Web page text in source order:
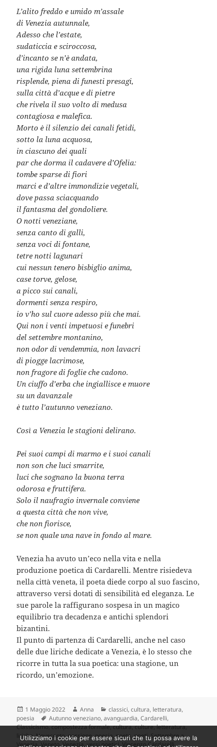
L’alito freddo e umido m’assale
di Venezia autunnale,
Adesso che l’estate,
sudaticcia e sciroccosa,
d’incanto se n’è andata,
una rigida luna settembrina
risplende, piena di funesti presagi,
sulla città d’acque e di pietre
che rivela il suo volto di medusa
contagiosa e malefica.
Morto è il silenzio dei canali fetidi,
sotto la luna acquosa,
in ciascuno dei quali
par che dorma il cadavere d’Ofelia:
tombe sparse di fiori
marci e d’altre immondizie vegetali,
dove passa sciacquando
il fantasma del gondoliere.
O notti veneziane,
senza canto di galli,
senza voci di fontane,
tetre notti lagunari
cui nessun tenero bisbiglio anima,
case torve, gelose,
a picco sui canali,
dormenti senza respiro,
io v’ho sul cuore adesso più che mai.
Qui non i venti impetuosi e funebri
del settembre montanino,
non odor di vendemmia, non lavacri
di piogge lacrimose,
non fragore di foglie che cadono.
Un ciuffo d’erba che ingiallisce e muore
su un davanzale
è tutto l’autunno veneziano.
Così a Venezia le stagioni delirano.
Pei suoi campi di marmo e i suoi canali
non son che luci smarrite,
luci che sognano la buona terra
odorosa e fruttifera.
Solo il naufragio invernale conviene
a questa città che non vive,
che non fiorisce,
se non quale una nave in fondo al mare.
Venezia ha avuto un’eco nella vita e nella
produzione poetica di Cardarelli. Mentre risiedeva
nella città veneta, il poeta diede corpo al suo fascino,
attraverso versi dotati di sensibilità ed eleganza. Le
sue parole la raffigurano sospesa in un magico
equilibrio tra decadenza e antichi splendori
bizantini.
Il punto di partenza di Cardarelli, anche nel caso
delle due liriche dedicate a Venezia, è lo stesso che
ricorre in tutta la sua poetica: una stagione, un
ricordo, un’emozione.
Scritto
il
1 Maggio 2022 Autore
Anna Categorie
classici,cultura, letteratura,
poesia
Tag
Autunno veneziano,avanguardia,Cardarelli,
Classicismo,compostezza formale,cultura,culture,letteratura,
liriche,Novecento,passione,poesia,poeta,poeti,Settembre a
Venezia, Veneto,Venezia , versi poetici, Vincenzo Cardarelli
Utilizziamo i cookie per essere sicuri che tu possa avere la